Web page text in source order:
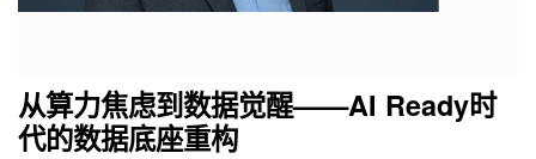
从算力焦虑到数据觉醒——AI Ready时
代的数据底座重构